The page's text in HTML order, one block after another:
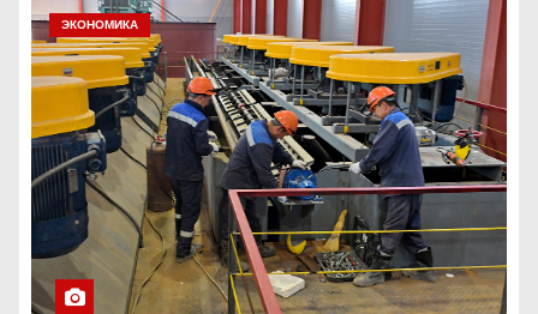
ЭКОНОМИКА